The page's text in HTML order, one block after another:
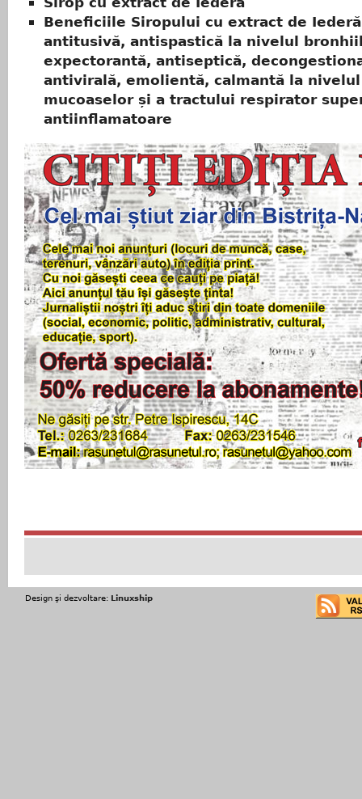
Beneficiile Siropului cu extract de
antitusivă, antispastică la nivelul
expectorantă, antiseptică,
antivirală, emolientă, calmantă la nivelul
mucoaselor și a tractului respirator
antiinflamatoare
Design şi dezvoltare: Linuxship